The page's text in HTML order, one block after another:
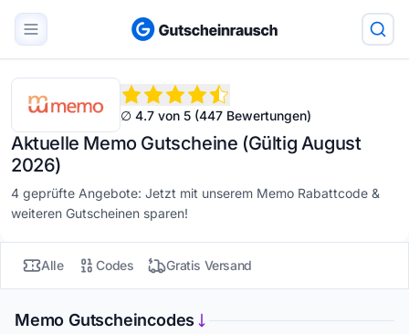
∅ 4.7 von 5 (447 Bewertungen)
Aktuelle Memo Gutscheine (Gültig August
2026)
4 geprüfte Angebote: Jetzt mit unserem Memo Rabattcode &
weiteren Gutscheinen sparen!
Alle Codes Gratis Versand
Memo Gutscheincodes